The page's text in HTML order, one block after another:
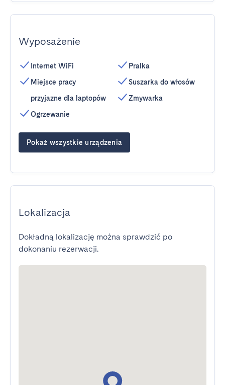
Wyposażenie
Internet WiFi
Miejsce pracy
przyjazne dla laptopów
Ogrzewanie
Pralka
Suszarka do włosów
Zmywarka
Pokaż wszystkie urządzenia
Lokalizacja
Dokładną lokalizację można sprawdzić po
dokonaniu rezerwacji.